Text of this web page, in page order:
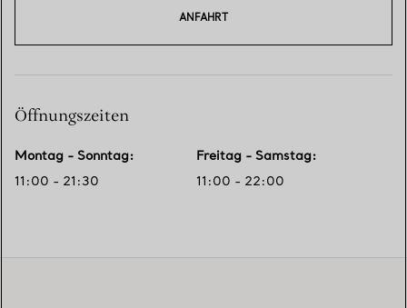
ANFAHRT
Öffnungszeiten
Montag - Sonntag:
11:00 - 21:30
Freitag - Samstag:
11:00 - 22:00